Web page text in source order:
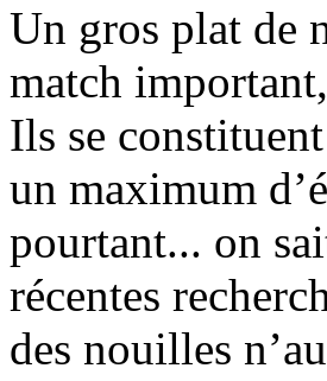
Un gros plat de
match
Ils se
un maximum
pourtant... on
récentes
des nouilles